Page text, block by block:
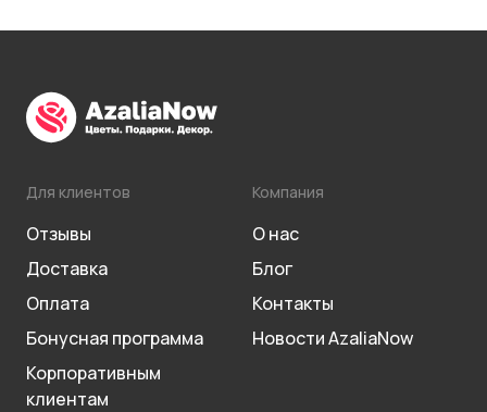
Для клиентов
Отзывы
Доставка
Оплата
Бонусная программа
Корпоративным
клиентам
Компания
О нас
Блог
Контакты
Новости AzaliaNow